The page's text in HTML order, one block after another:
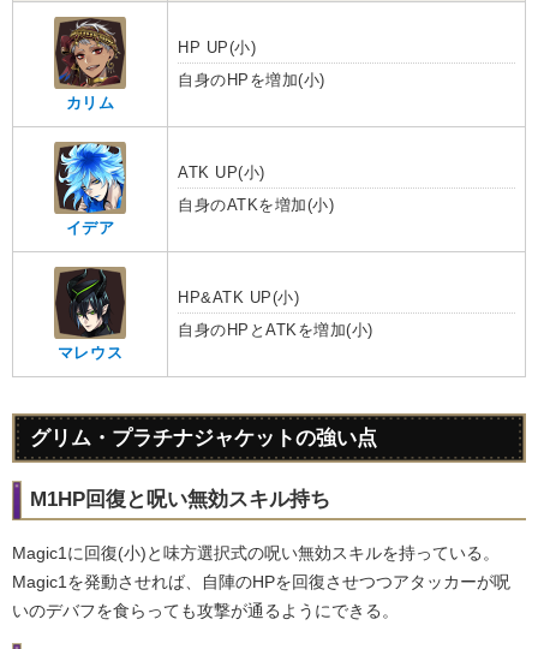
カリム
HP UP(小)
自身のHPを増加(小)
イデア
ATK UP(小)
自身のATKを増加(小)
マレウス
HP&ATK UP(小)
自身のHPとATKを増加(小)
グリム・プラチナジャケットの強い点
M1HP回復と呪い無効スキル持ち
Magic1に回復(小)と味方選択式の呪い無効スキルを持っている。
Magic1を発動させれば、自陣のHPを回復させつつアタッカーが呪
いのデバフを食らっても攻撃が通るようにできる。